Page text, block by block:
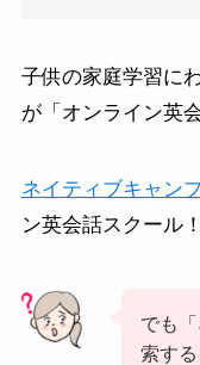
子供の家庭学習に
が「オンライン英
ネイティブキャン
ン英会話スクール！
でも
索す